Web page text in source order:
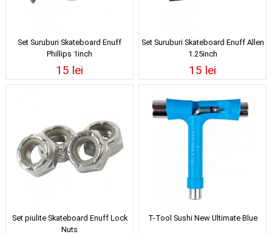
Set Suruburi Skateboard Enuff
Phillips 1inch
15 lei
Set Suruburi Skateboard Enuff Allen
1.25inch
15 lei
Set piulite Skateboard Enuff Lock
Nuts
T-Tool Sushi New Ultimate Blue